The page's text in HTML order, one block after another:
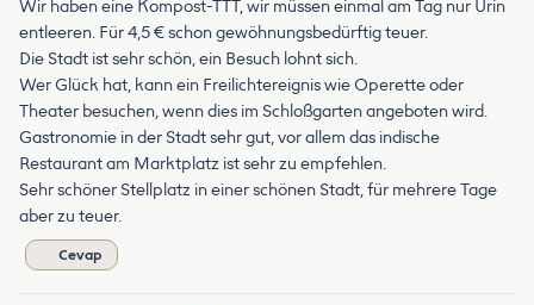
Wir haben eine Kompost-TTT, wir müssen einmal am Tag nur Urin
entleeren. Für 4,5 € schon gewöhnungsbedürftig teuer.
Die Stadt ist sehr schön, ein Besuch lohnt sich.
Wer Glück hat, kann ein Freilichtereignis wie Operette oder
Theater besuchen, wenn dies im Schloßgarten angeboten wird.
Gastronomie in der Stadt sehr gut, vor allem das indische
Restaurant am Marktplatz ist sehr zu empfehlen.
Sehr schöner Stellplatz in einer schönen Stadt, für mehrere Tage
aber zu teuer.
Cevap